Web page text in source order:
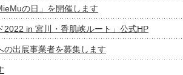
の日」を開催します
in 宮川・香肌峡ルート」公式HP
の出展事業者を募集します